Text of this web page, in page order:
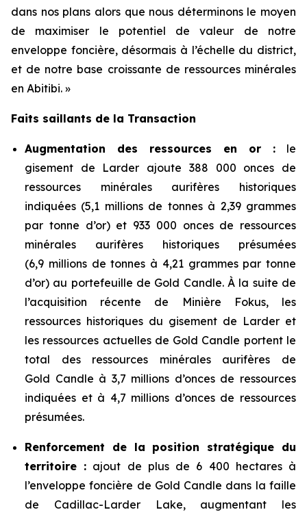
dans nos plans alors que nous déterminons le moyen
de maximiser le potentiel de valeur de notre
enveloppe foncière, désormais à l’échelle du district,
et de notre base croissante de ressources minérales
en Abitibi. »
Faits saillants de la Transaction
Augmentation des ressources en or : le
gisement de Larder ajoute 388 000 onces de
ressources minérales aurifères historiques
indiquées (5,1 millions de tonnes à 2,39 grammes
par tonne d’or) et 933 000 onces de ressources
minérales aurifères historiques présumées
(6,9 millions de tonnes à 4,21 grammes par tonne
d’or) au portefeuille de Gold Candle. À la suite de
l’acquisition récente de Minière Fokus, les
ressources historiques du gisement de Larder et
les ressources actuelles de Gold Candle portent le
total des ressources minérales aurifères de
Gold Candle à 3,7 millions d’onces de ressources
indiquées et à 4,7 millions d’onces de ressources
présumées.
Renforcement de la position stratégique du
territoire : ajout de plus de 6 400 hectares à
l’enveloppe foncière de Gold Candle dans la faille
de Cadillac-Larder Lake, augmentant les